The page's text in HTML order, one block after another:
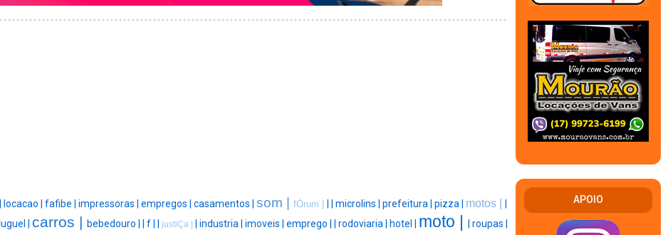
locacao | fafibe | impressoras | empregos | casamentos | som | fÓrum | microlins | prefeitura | pizza | motos |
| carros | bebedouro | f | justiÇa | industria | imoveis | emprego | rodoviaria | hotel | moto |
roupas |
APOIO